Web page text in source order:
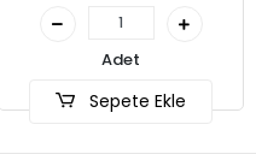
Adet
Sepete Ekle